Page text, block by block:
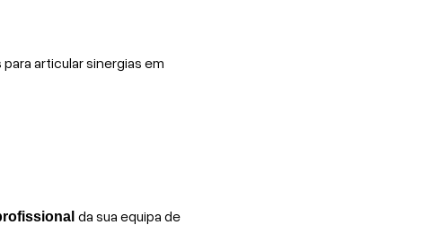
articular sinergias em
da sua equipa de